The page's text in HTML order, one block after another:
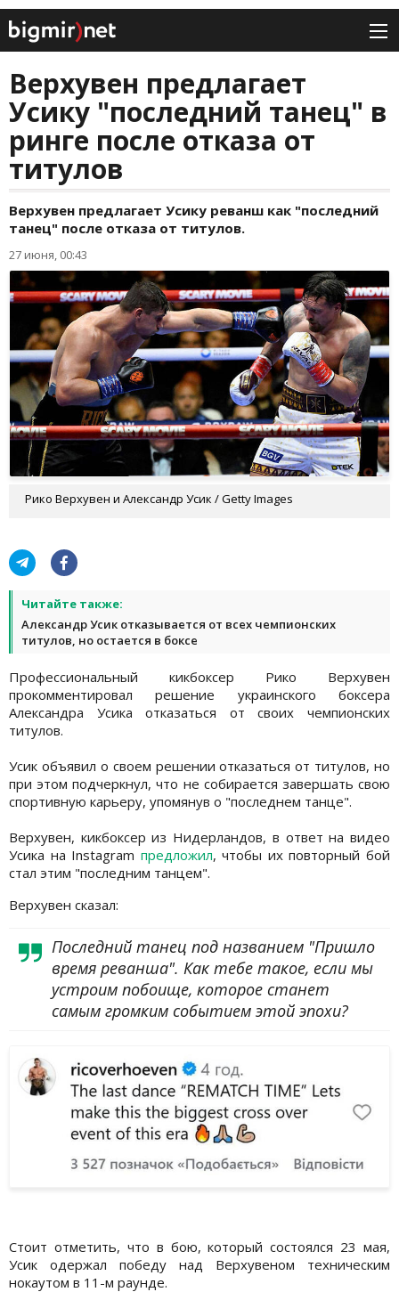
Верхувен предлагает
Усику "последний танец" в
ринге после отказа от
титулов
Верхувен предлагает Усику реванш как "последний
танец" после отказа от титулов.
27 июня, 00:43
Рико Верхувен и Александр Усик / Getty Images
Читайте также:
Александр Усик отказывается от всех чемпионских
титулов, но остается в боксе
Профессиональный кикбоксер Рико Верхувен
прокомментировал решение украинского боксера
Александра Усика отказаться от своих чемпионских
титулов.
Усик объявил о своем решении отказаться от титулов, но
при этом подчеркнул, что не собирается завершать свою
спортивную карьеру, упомянув о "последнем танце".
Верхувен, кикбоксер из Нидерландов, в ответ на видео
Усика на Instagram предложил, чтобы их повторный бой
стал этим "последним танцем".
Верхувен сказал:
Последний танец под названием "Пришло
время реванша". Как тебе такое, если мы
устроим побоище, которое станет
самым громким событием этой эпохи?
Стоит отметить, что в бою, который состоялся 23 мая,
Усик одержал победу над Верхувеном техническим
нокаутом в 11-м раунде.